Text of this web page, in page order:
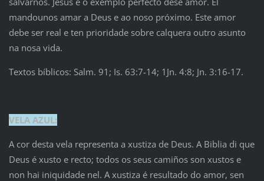
mandounos amar a Deus e ao noso próximo. Este amor
debe ser real e ten prioridade sobre calquera outro asunto
na nosa vida.
Textos bíblicos: Salm. 91; Is. 63:7-14; 1Jn. 4:8; Jn. 3:16-17.
VELA AZUL:
A cor desta vela representa a xustiza de Deus. A Biblia di que
Deus é xusto e recto; todos os seus camiños son xustos e
non hai iniquidade nel. A xustiza é resultado do amor, sen